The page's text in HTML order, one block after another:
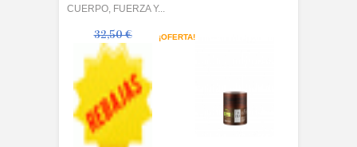
CUERPO, FUERZA Y...
¡OFERTA!
32,50 €